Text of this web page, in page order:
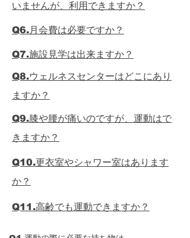
いませんが、利用できますか？
Q6.月会費は必要ですか？
Q7.施設見学は出来ますか？
Q8.ウェルネスセンターはどこにあり
ますか？
Q9.膝や腰が痛いのですが、運動はで
きますか？
Q10.更衣室やシャワー室はあります
か？
Q11.高齢でも運動できますか？
Q12.運動の予約をキャンセルした場